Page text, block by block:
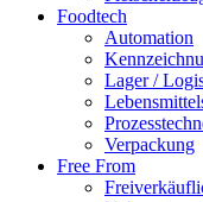
Foodtech
Automation
Lager /
Verpackung
Free From